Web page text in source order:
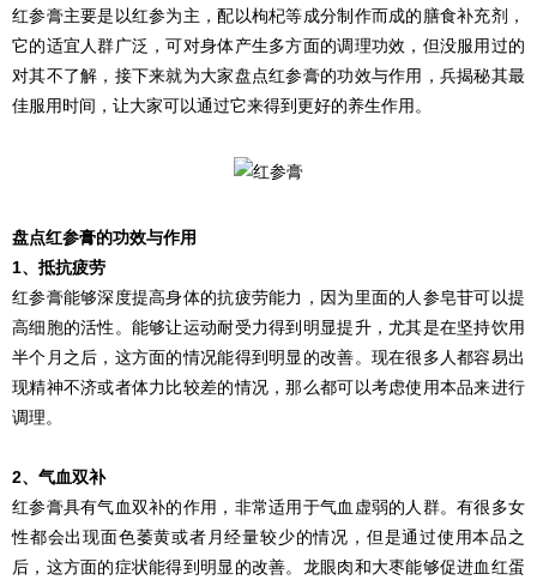
红参膏主要是以红参为主，配以枸杞等成分制作而成的膳食补充剂，
它的适宜人群广泛，可对身体产生多方面的调理功效，但没服用过的
对其不了解，接下来就为大家盘点红参膏的功效与作用，兵揭秘其最
佳服用时间，让大家可以通过它来得到更好的养生作用。
盘点红参膏的功效与作用
1、抵抗疲劳
红参膏能够深度提高身体的抗疲劳能力，因为里面的人参皂苷可以提
高细胞的活性。能够让运动耐受力得到明显提升，尤其是在坚持饮用
半个月之后，这方面的情况能得到明显的改善。现在很多人都容易出
现精神不济或者体力比较差的情况，那么都可以考虑使用本品来进行
调理。
2、气血双补
红参膏具有气血双补的作用，非常适用于气血虚弱的人群。有很多女
性都会出现面色萎黄或者月经量较少的情况，但是通过使用本品之
后，这方面的症状能得到明显的改善。龙眼肉和大枣能够促进血红蛋